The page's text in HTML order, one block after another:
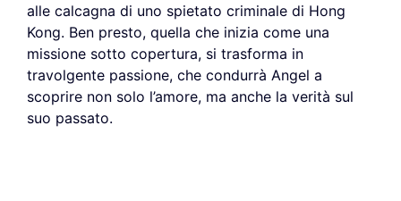
alle calcagna di uno spietato criminale di Hong
Kong. Ben presto, quella che inizia come una
missione sotto copertura, si trasforma in
travolgente passione, che condurrà Angel a
scoprire non solo l’amore, ma anche la verità sul
suo passato.